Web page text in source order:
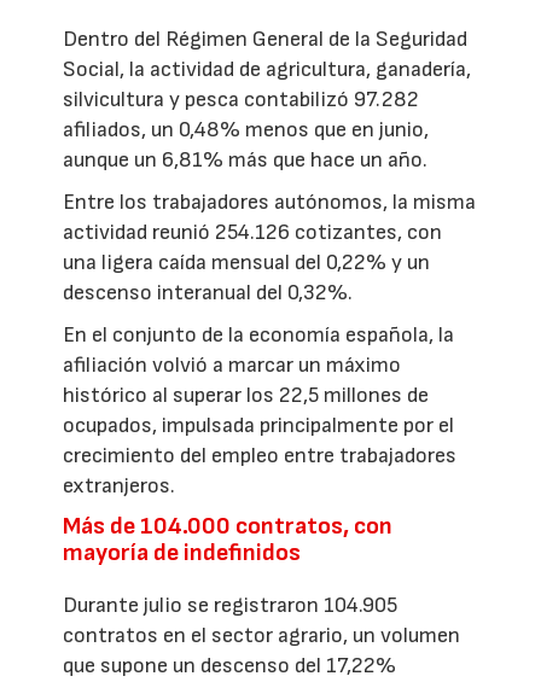
Dentro del Régimen General de la Seguridad
Social, la actividad de agricultura, ganadería,
silvicultura y pesca contabilizó 97.282
afiliados, un 0,48% menos que en junio,
aunque un 6,81% más que hace un año.
Entre los trabajadores autónomos, la misma
actividad reunió 254.126 cotizantes, con
una ligera caída mensual del 0,22% y un
descenso interanual del 0,32%.
En el conjunto de la economía española, la
afiliación volvió a marcar un máximo
histórico al superar los 22,5 millones de
ocupados, impulsada principalmente por el
crecimiento del empleo entre trabajadores
extranjeros.
Más de 104.000 contratos, con
mayoría de indefinidos
Durante julio se registraron 104.905
contratos en el sector agrario, un volumen
que supone un descenso del 17,22%